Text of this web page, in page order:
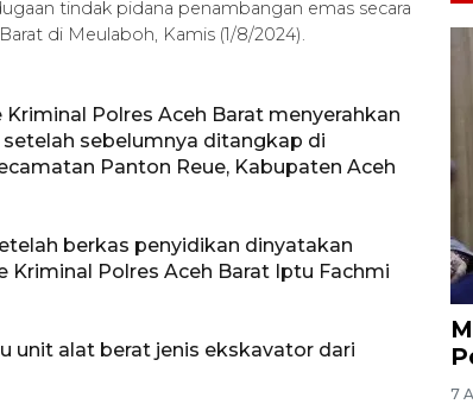
tindak pidana penambangan emas secara
di Meulaboh, Kamis (1/8/2024).
Polres Aceh Barat menyerahkan
sebelumnya ditangkap di
Panton Reue, Kabupaten Aceh
berkas penyidikan dinyatakan
Kriminal Polres Aceh Barat Iptu Fachmi
unit alat berat jenis ekskavator dari
7